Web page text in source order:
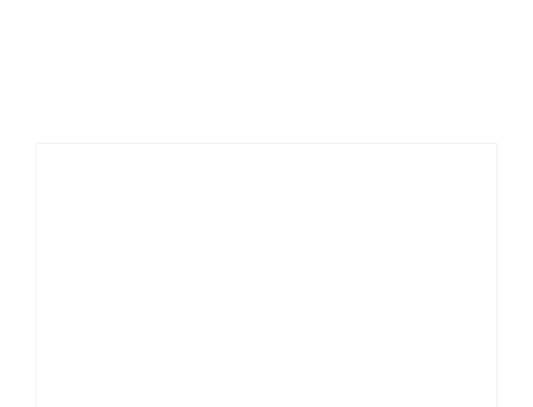
Новости /